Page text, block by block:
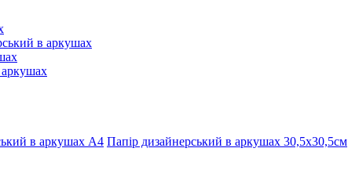
в аркушах
аркушах
в аркушах А4 Папір дизайнерський в аркушах 30,5х30,5см